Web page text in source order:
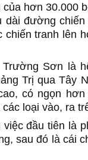
hơn 30.000
dài đường
tranh lên
Sơn là
Trị qua Tây
có ngọn
loại vào, ra
đầu tiên là
sau đó là cái